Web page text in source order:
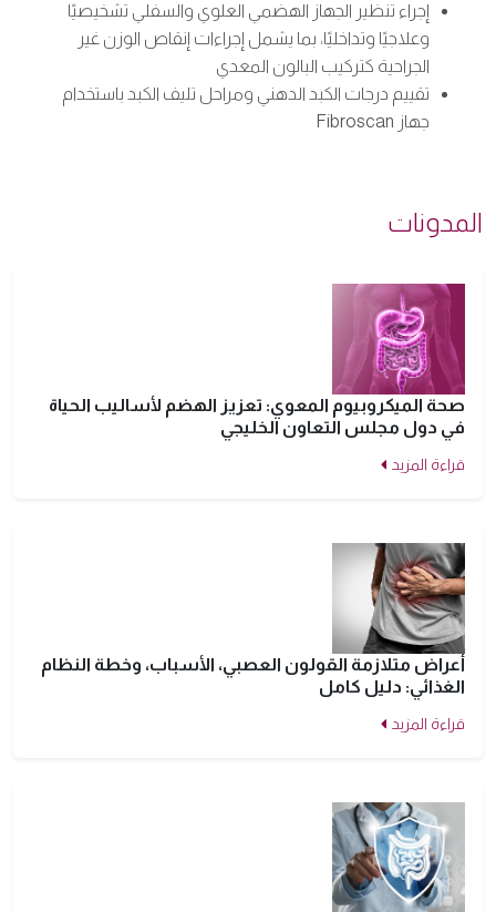
إجراء تنظير الجهاز الهضمي العلوي والسفلي تشخيصيًا
وعلاجيًا وتداخليًا، بما يشمل إجراءات إنقاص الوزن غير
الجراحية كتركيب البالون المعدي
تقييم درجات الكبد الدهني ومراحل تليف الكبد باستخدام
جهاز Fibroscan
المدونات
صحة الميكروبيوم المعوي: تعزيز الهضم لأساليب الحياة
في دول مجلس التعاون الخليجي
قراءة المزيد
أعراض متلازمة القولون العصبي، الأسباب، وخطة النظام
الغذائي: دليل كامل
قراءة المزيد